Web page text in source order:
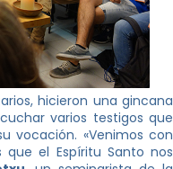
hicieron una gincana
varios testigos que
vocación. «Venimos con
el Espíritu Santo nos